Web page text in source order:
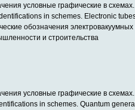
условные графические в
in schemes. Electronic
обозначения
и строительства
условные графические в
in schemes. Quantum